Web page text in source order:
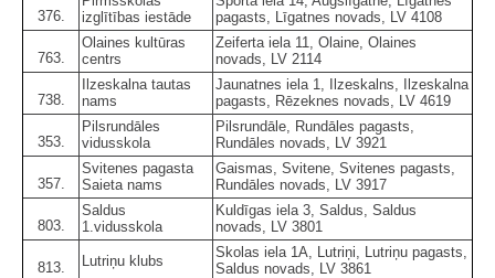
376.
izglītības iestāde
pagasts, Līgatnes novads, LV 4108
763.
Olaines kultūras
centrs
Zeiferta iela 11, Olaine, Olaines
novads, LV 2114
738.
Ilzeskalna tautas
nams
Jaunatnes iela 1, Ilzeskalns, Ilzeskalna
pagasts, Rēzeknes novads, LV 4619
353.
Pilsrundāles
vidusskola
Pilsrundāle, Rundāles pagasts,
Rundāles novads, LV 3921
357.
Svitenes pagasta
Saieta nams
Gaismas, Svitene, Svitenes pagasts,
Rundāles novads, LV 3917
803.
Saldus
1.vidusskola
Kuldīgas iela 3, Saldus, Saldus
novads, LV 3801
813. Lutriņu klubs
Skolas iela 1A, Lutriņi, Lutriņu pagasts,
Saldus novads, LV 3861